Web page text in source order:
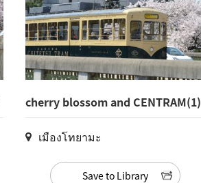
cherry blossom and CENTRAM(1)
เมืองโทยามะ
Save to Library